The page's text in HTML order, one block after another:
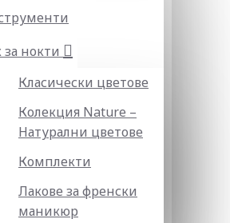
за нокти
Класически цветове
Колекция Nature –
Натурални цветове
Комплекти
Лакове за френски
маникюр